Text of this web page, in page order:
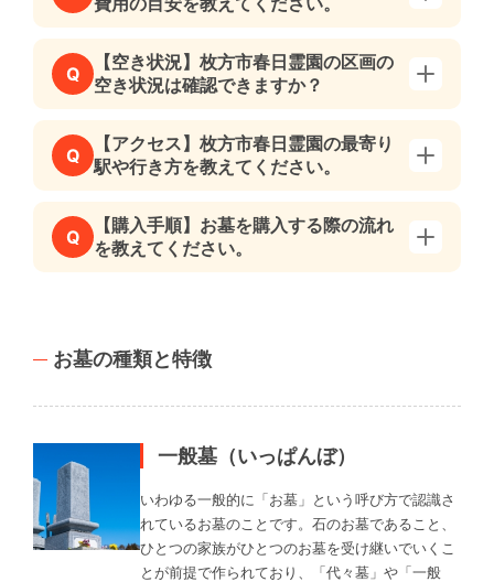
Q
【空き状況】枚方市春日霊園の区画の
空き状況は確認できますか？
Q
【アクセス】枚方市春日霊園の最寄り
駅や行き方を教えてください。
Q
【購入手順】お墓を購入する際の流れ
を教えてください。
お墓の種類と特徴
一般墓（いっぱんぼ）
いわゆる一般的に「お墓」という呼び方で認識さ
れているお墓のことです。石のお墓であること、
ひとつの家族がひとつのお墓を受け継いでいくこ
とが前提で作られており、「代々墓」や「一般